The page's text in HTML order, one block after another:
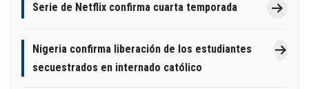
Serie de Netflix confirma cuarta temporada
Nigeria confirma liberación de los estudiantes
secuestrados en internado católico